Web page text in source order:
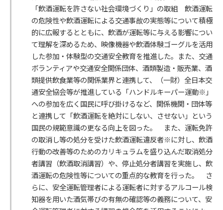
「飲酒運転を許さない社会環境づくり」の取組 飲酒運転
の危険性や飲酒運転による交通事故の実態等について積極
的に広報するとともに、飲酒が運転等に与える影響につい
て理解を深めるため、映像機器や飲酒体験ゴーグルを活用
した参加・体験型の交通安全教育を推進した。また、交通
ボランティアや交通安全関係団体、酒類製造・販売業、酒
類提供飲食業等の関係業界と連携して、（一財）全日本交
通安全協会等が推進している「ハンドルキーパー運動※」
への参加を広く国民に呼び掛けるなど、関係機関・団体等
と連携して「飲酒運転を絶対にしない、させない」という
国民の規範意識の更なる向上を図った。 また、運転免許
の取消し等の処分を受けた飲酒運転違反者※に対し、飲酒
行動の改善等のためのカリキュラムを盛り込んだ取消処分
者講習（飲酒取消講習）や、停止処分者講習を実施し、飲
酒運転の危険性等についての重点的な教育を行った。 さ
らに、安全運転管理者による運転者に対するアルコール検
知器を用いた酒気帯びの有無の確認等の義務について、安